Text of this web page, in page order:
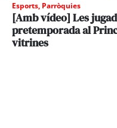
Esports, Parròquies
[Amb vídeo] Les
pretemporada al
vitrines